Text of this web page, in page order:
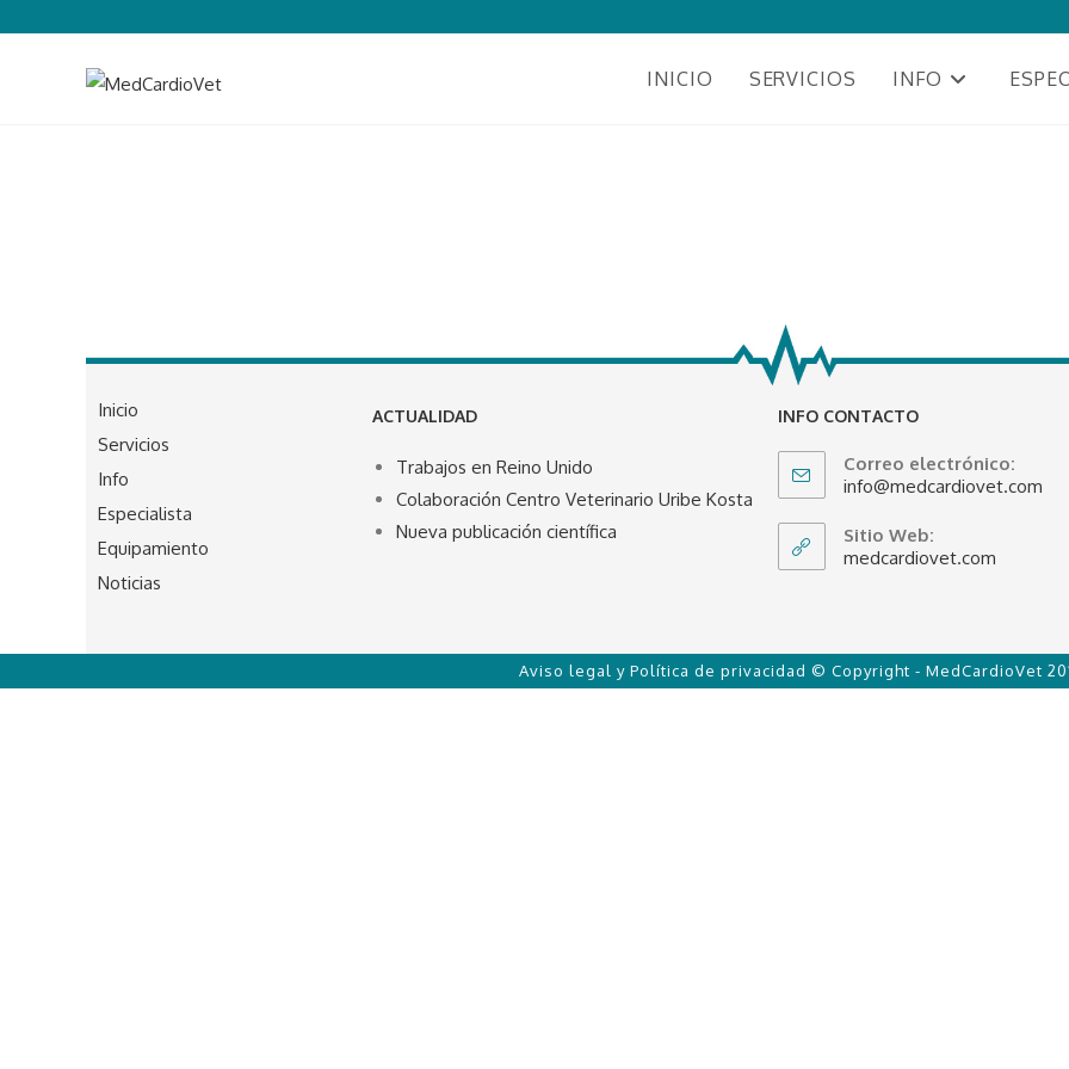
INICIO SERVICIOS INFO
Inicio
Servicios
Info
Especialista
Equipamiento
Noticias
ACTUALIDAD
Trabajos en Reino Unido
Colaboración Centro Veterinario Uribe Kosta
Nueva publicación científica
INFO CONTACTO
Correo electrónico:
info@medcardiovet.com
Sitio Web:
medcardiovet.com
Aviso legal y Política de privacidad © Copyright - MedCardioVet